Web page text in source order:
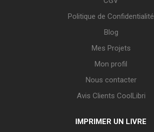
Politique de Confidentialité
Blog
Mes Projets
Mon profil
Nous contacter
Avis Clients CoolLibri
IMPRIMER UN LIVRE